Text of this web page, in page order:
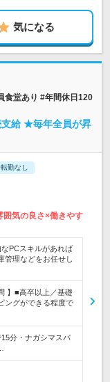
気になる
食堂あり #年間休日120
給 ★毎年全員が昇
転勤なし
気の良さ×働きやす
PCスキルがあれば
管理などをお任せし
】■高卒以上／基礎
ングができる程度で
分・ナガシマスパ